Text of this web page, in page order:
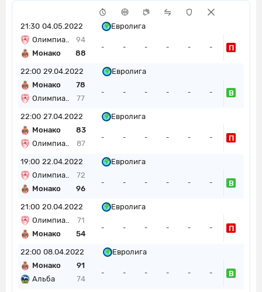
21:30 04.05.2022
Евролига
Олимпиа..
94
Монако
88
- - - - - - П
22:00 29.04.2022
Евролига
Монако
78
Олимпиа..
77
- - - - - - В
22:00 27.04.2022
Евролига
Монако
83
Олимпиа..
87
- - - - - - П
19:00 22.04.2022
Евролига
Олимпиа..
72
Монако
96
- - - - - - В
21:00 20.04.2022
Евролига
Олимпиа..
71
Монако
54
- - - - - - П
22:00 08.04.2022
Евролига
Монако
91
Альба
74
- - - - - - В